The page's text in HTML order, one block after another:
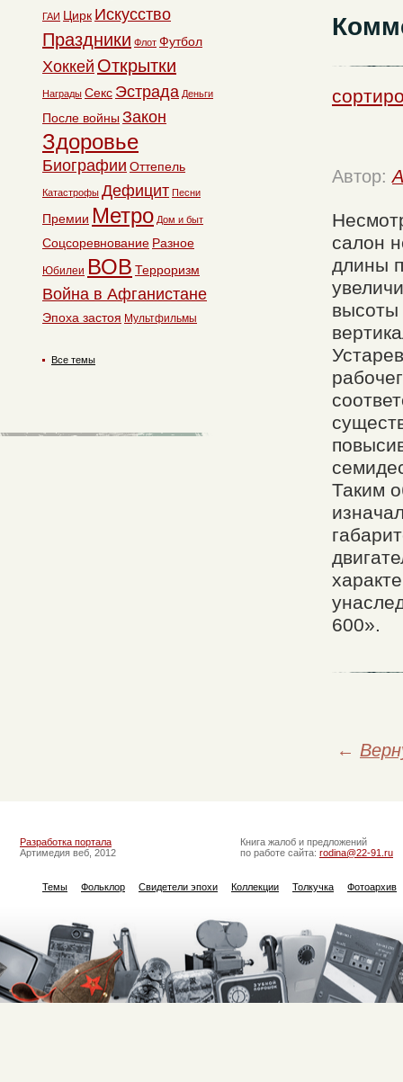
Автор:
салон
длины
высоты
Таким
600».
←
ГАИ Цирк Искусство
Праздники Флот Футбол
Хоккей Открытки
Награды Секс Эстрада Деньги
После войны Закон
Здоровье
Биографии Оттепель
Катастрофы Дефицит Песни
Премии Метро Дом и быт
Соцсоревнование Разное
Юбилеи ВОВ Терроризм
Война в Афганистане
Эпоха застоя Мультфильмы
Все темы
Разработка портала
Артимедия веб, 2012
Книга жалоб и предложений
по работе сайта: rodina@22-91.ru
Темы Фольклор Свидетели эпохи Коллекции Толкучка Фотоархив